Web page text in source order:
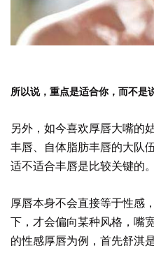
所以说，重点是适合你，而不是
另外，如今喜欢厚唇大嘴的
丰唇、自体脂肪丰唇的大队
适不适合丰唇是比较关键的。
厚唇本身不会直接等于性感
下，才会偏向某种风格，嘴
的性感厚唇为例，首先舒淇